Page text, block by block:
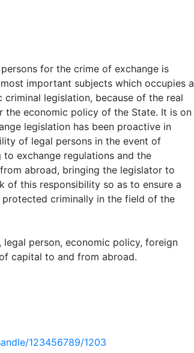
for the crime of exchange is
important subjects which occupies a
legislation, because of the real
the economic policy of the State. It is on
legislation has been proactive in
of legal persons in the event of
exchange regulations and the
abroad, bringing the legislator to
of this responsibility so as to ensure a
criminally in the field of the
legal person, economic policy, foreign
capital to and from abroad.
123456789/1203